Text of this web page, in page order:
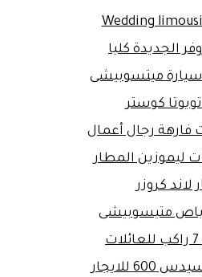
Wedding
الجديدة كليا
سيارة ميتسوبيشى
تويوتا كوستر
فارهة رجال أعمال
ليموزين المطار
لاند كروزر
باص متيسوبيشى
للايجار